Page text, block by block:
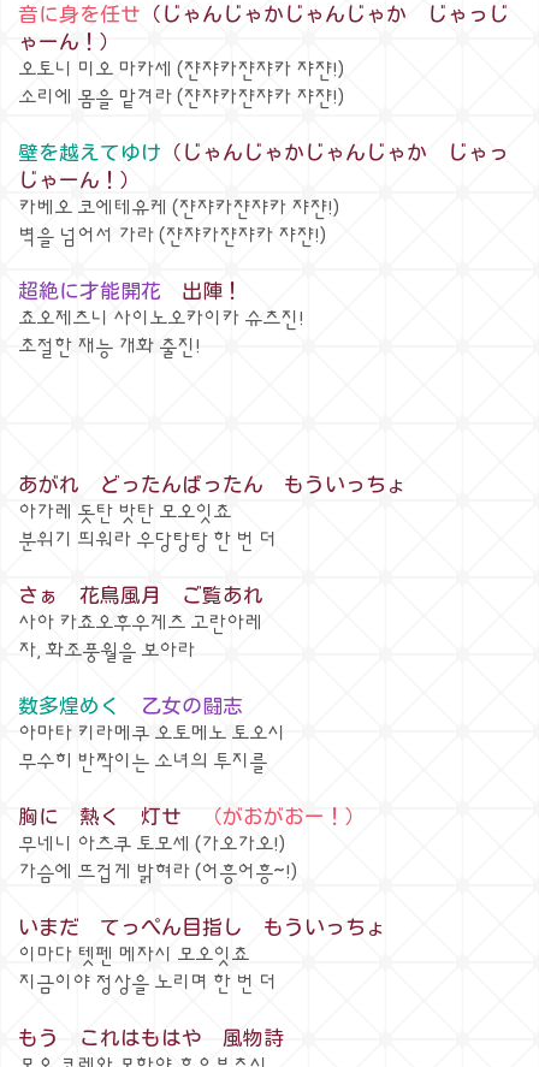
音に身を任せ （じゃんじゃかじゃんじゃか じゃっじ
ゃーん！）
오토니 미오 마카세 (쟌쟈카쟌쟈카 쟈쟌!)
소리에 몸을 맡겨라 (쟌쟈카쟌쟈카 쟈쟌!)
壁を越えてゆけ （じゃんじゃかじゃんじゃか じゃっ
じゃーん！）
카베오 코에테유케 (쟌쟈카쟌쟈카 쟈쟌!)
벽을 넘어서 가라 (쟌쟈카쟌쟈카 쟈쟌!)
超絶に才能開花 出陣！
쵸오제츠니 사이노오카이카 슈츠진!
초절한 재능 개화 출진!
あがれ どったんばったん もういっちょ
아가레 돗탄 밧탄 모오잇쵸
분위기 띄워라 우당탕탕 한 번 더
さぁ 花鳥風月 ご覧あれ
사아 카쵸오후우게츠 고란아레
자, 화조풍월을 보아라
数多煌めく
乙女の闘志
아마타 키라메쿠 오토메노 토오시
무수히 반짝이는 소녀의 투지를
胸に 熱く 灯せ
（がおがおー！）
무네니 아츠쿠 토모세 (가오가오!)
가슴에 뜨겁게 밝혀라 (어흥어흥~!)
いまだ てっぺん目指し もういっちょ
이마다 텟펜 메자시 모오잇쵸
지금이야 정상을 노리며 한 번 더
もう これはもはや 風物詩